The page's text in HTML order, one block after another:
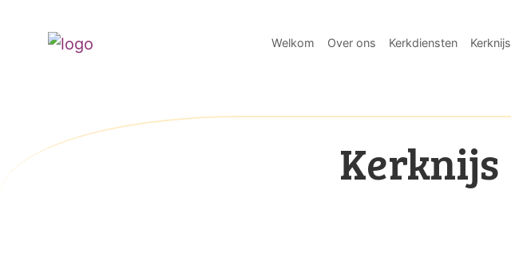
Welkom Over ons Kerkdiensten Kerknijs
Kerknijs